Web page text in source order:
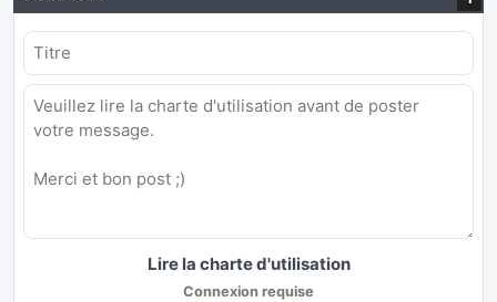
Lire la charte d'utilisation
Connexion requise